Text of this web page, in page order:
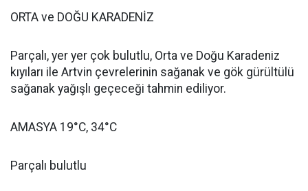
ORTA ve DOĞU KARADENİZ
Parçalı, yer yer çok bulutlu, Orta ve Doğu Karadeniz
kıyıları ile Artvin çevrelerinin sağanak ve gök gürültülü
sağanak yağışlı geçeceği tahmin ediliyor.
AMASYA 19°C, 34°C
Parçalı bulutlu